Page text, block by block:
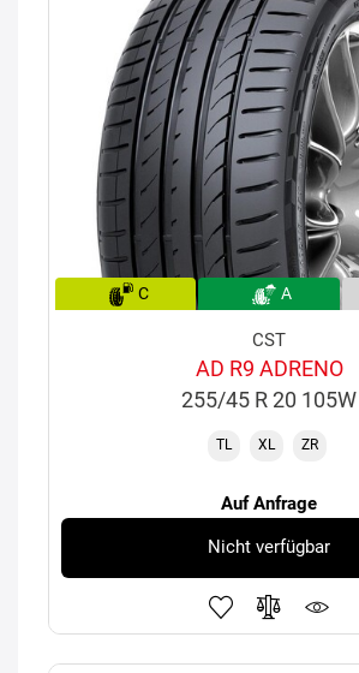
C A
CST
AD R9 ADRENO
255/45 R 20 105W
TL XL ZR
Auf Anfrage
Nicht verfügbar